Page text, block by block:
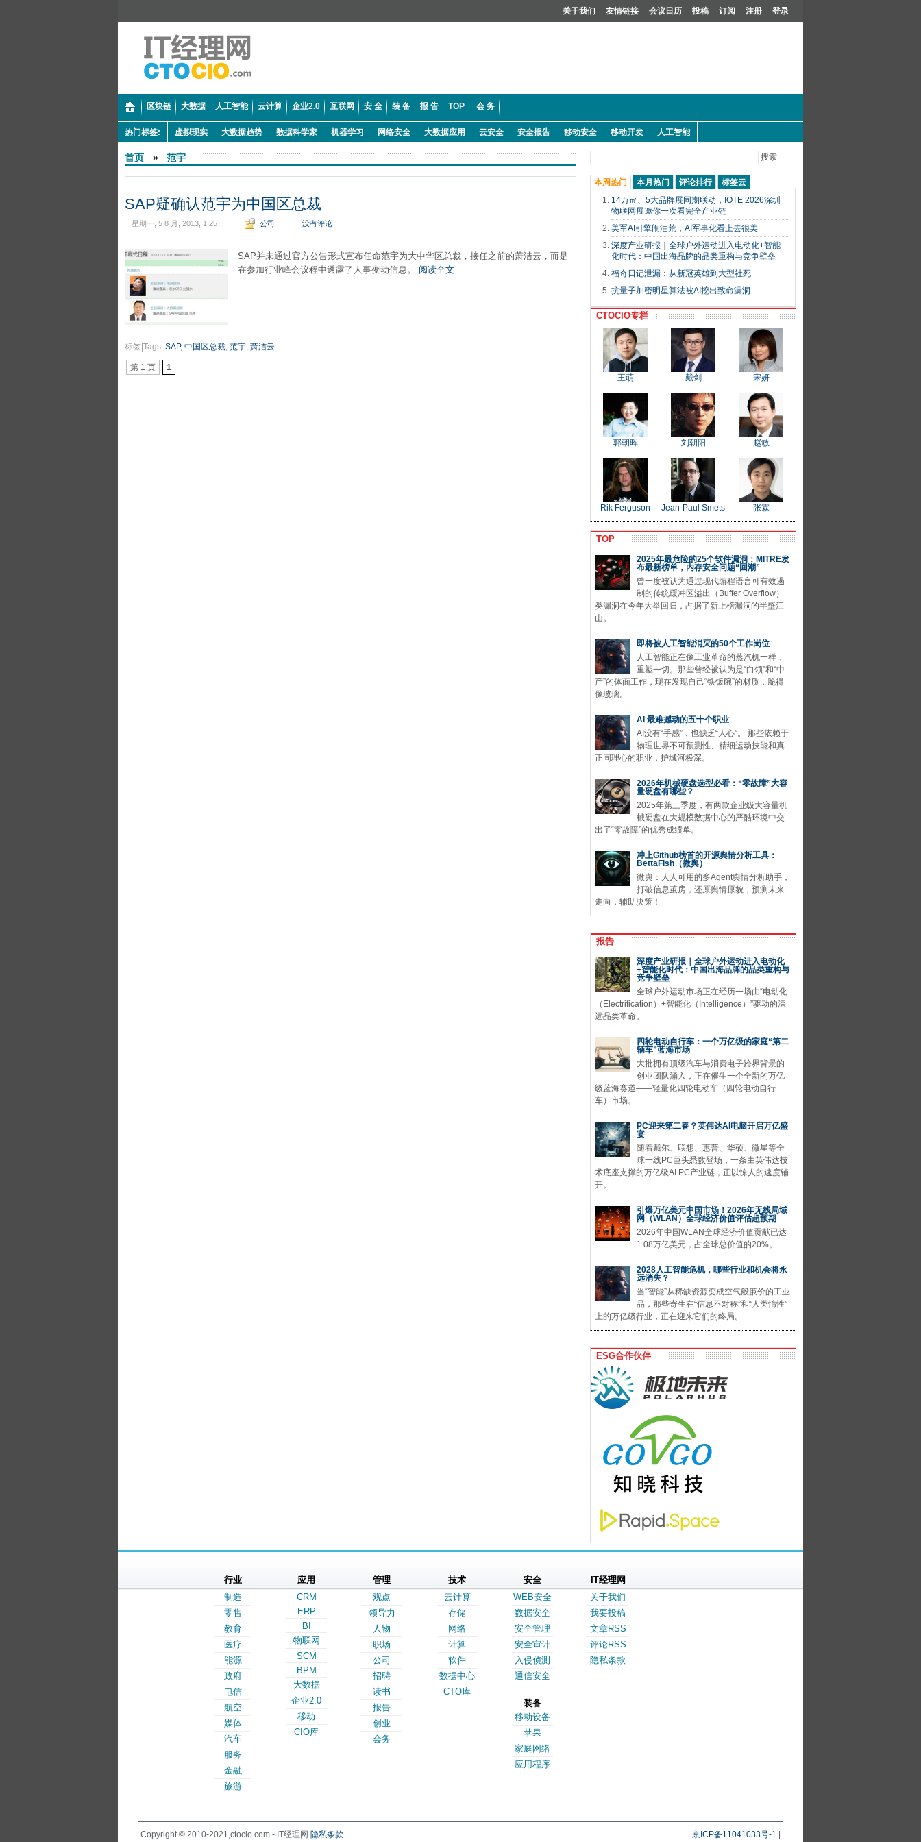
关于我们 友情链接 会议日历 投稿 订阅 注册 登录
区块链 大数据 人工智能 云计算 企业2.0 互联网 安 全 装 备 报 告 TOP 会 务
热门标签: 虚拟现实 大数据趋势 数据科学家 机器学习 网络安全 大数据应用 云安全 安全报告 移动安全 移动开发 人工智能
首页 » 范宇
SAP疑确认范宇为中国区总裁
星期一, 5 8 月, 2013, 1:25 公司 没有评论
SAP并未通过官方公告形式宣布任命范宇为大中华区总裁，接任之前的萧洁云，而是
在参加行业峰会议程中透露了人事变动信息。 阅读全文
标签|Tags: SAP, 中国区总裁, 范宇, 萧洁云
第 1 页 1
搜索
本周热门 本月热门 评论排行
标签云
14万㎡、5大品牌展同期联动，IOTE 2026深圳
物联网展邀你一次看完全产业链
美军AI引擎闹油荒，AI军事化看上去很美
深度产业研报｜全球户外运动进入电动化+智能
化时代：中国出海品牌的品类重构与竞争壁垒
福奇日记泄漏：从新冠英雄到大型社死
抗量子加密明星算法被AI挖出致命漏洞
CTOCIO专栏
王萌 戴剑 宋妍
郭朝晖 刘朝阳 赵敏
Rik Ferguson Jean-Paul Smets 张霖
TOP
2025年最危险的25个软件漏洞：MITRE发
布最新榜单，内存安全问题“回潮”
曾一度被认为通过现代编程语言可有效遏
制的传统缓冲区溢出（Buffer Overflow）
类漏洞在今年大举回归，占据了新上榜漏洞的半壁江
山。
即将被人工智能消灭的50个工作岗位
人工智能正在像工业革命的蒸汽机一样，
重塑一切。那些曾经被认为是“白领”和“中
产”的体面工作，现在发现自己“铁饭碗”的材质，脆得
像玻璃。
AI 最难撼动的五十个职业
AI没有“手感”，也缺乏“人心”。 那些依赖于
物理世界不可预测性、精细运动技能和真
正同理心的职业，护城河极深。
2026年机械硬盘选型必看：“零故障”大容
量硬盘有哪些？
2025年第三季度，有两款企业级大容量机
械硬盘在大规模数据中心的严酷环境中交
出了“零故障”的优秀成绩单。
冲上Github榜首的开源舆情分析工具：
BettaFish（微舆）
微舆：人人可用的多Agent舆情分析助手，
打破信息茧房，还原舆情原貌，预测未来
走向，辅助决策！
报告
深度产业研报｜全球户外运动进入电动化
+智能化时代：中国出海品牌的品类重构与
竞争壁垒
全球户外运动市场正在经历一场由“电动化
（Electrification）+智能化（Intelligence）”驱动的深
远品类革命。
四轮电动自行车：一个万亿级的家庭“第二
辆车”蓝海市场
大批拥有顶级汽车与消费电子跨界背景的
创业团队涌入，正在催生一个全新的万亿
级蓝海赛道——轻量化四轮电动车（四轮电动自行
车）市场。
PC迎来第二春？英伟达AI电脑开启万亿盛
宴
随着戴尔、联想、惠普、华硕、微星等全
球一线PC巨头悉数登场，一条由英伟达技
术底座支撑的万亿级AI PC产业链，正以惊人的速度铺
开。
引爆万亿美元中国市场！2026年无线局域
网（WLAN）全球经济价值评估超预期
2026年中国WLAN全球经济价值贡献已达
1.08万亿美元，占全球总价值的20%。
2028人工智能危机，哪些行业和机会将永
远消失？
当“智能”从稀缺资源变成空气般廉价的工业
品，那些寄生在“信息不对称”和“人类惰性”
上的万亿级行业，正在迎来它们的终局。
ESG合作伙伴
行业
制造
零售
教育
医疗
能源
政府
电信
航空
媒体
汽车
服务
金融
旅游
应用
CRM
ERP
BI
物联网
SCM
BPM
大数据
企业2.0
移动
CIO库
管理
观点
领导力
人物
职场
公司
招聘
读书
报告
创业
会务
技术
云计算
存储
网络
计算
软件
数据中心
CTO库
安全
WEB安全
数据安全
安全管理
安全审计
入侵侦测
通信安全
装备
移动设备
苹果
家庭网络
应用程序
IT经理网
关于我们
我要投稿
文章RSS
评论RSS
隐私条款
Copyright © 2010-2021,ctocio.com - IT经理网 隐私条款 京ICP备11041033号-1